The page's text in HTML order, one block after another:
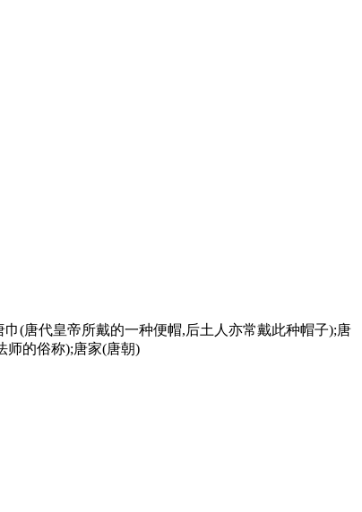
(唐代皇帝所戴的一种便帽,后土人亦常戴此种帽子);唐
师的俗称);唐家(唐朝)